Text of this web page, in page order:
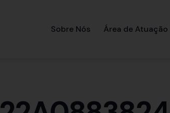
Sobre Nós Área de Atuação